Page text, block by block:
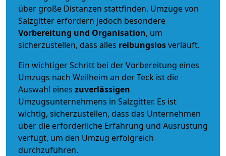
über große Distanzen stattfinden. Umzüge von
Salzgitter erfordern jedoch besondere
Vorbereitung und Organisation, um
sicherzustellen, dass alles reibungslosverläuft.
Ein wichtiger Schritt bei der Vorbereitung eines
Umzugs nach Weilheim an der Teck ist die
Auswahl eines zuverlässigen
Umzugsunternehmens in Salzgitter. Es ist
wichtig, sicherzustellen, dass das Unternehmen
über die erforderliche Erfahrung und Ausrüstung
verfügt, um den Umzug erfolgreich
durchzuführen.